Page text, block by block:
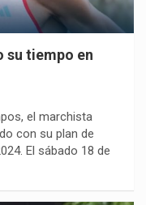
su tiempo en
el marchista
con su plan de
El sábado 18 de